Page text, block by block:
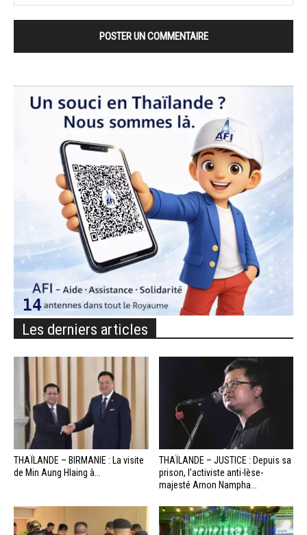
Les derniers articles
THAÏLANDE – BIRMANIE : La visite
de Min Aung Hlaing à...
THAÏLANDE – JUSTICE : Depuis sa
prison, l’activiste anti-lèse-
majesté Arnon Nampha...